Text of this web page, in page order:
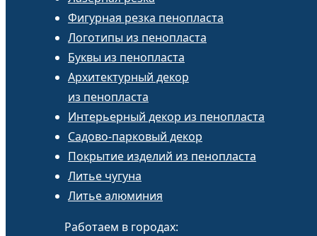
Фигурная резка пенопласта
Логотипы из пенопласта
Буквы из пенопласта
Архитектурный декор
из пенопласта
Интерьерный декор из пенопласта
Садово-парковый декор
Покрытие изделий из пенопласта
Литье чугуна
Литье алюминия
Работаем в городах: